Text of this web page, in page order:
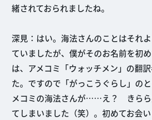
緒されておられましたね。
深見：はい。海法さんのことはそれ
ていましたが、僕がそのお名前を初
は、アメコミ「ウォッチメン」の翻
た。ですので「がっこうぐらし」の
メコミの海法さんが……え？ きらら
てしまいました（笑）。初めてお会